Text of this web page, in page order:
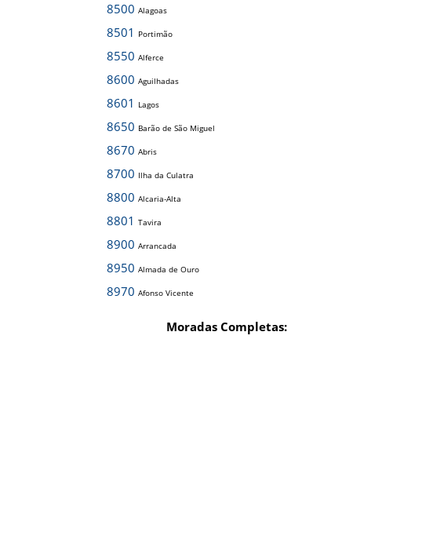
8500 Alagoas
8501 Portimão
8550 Alferce
8600 Aguilhadas
8601 Lagos
8650 Barão de São Miguel
8670 Abris
8700 Ilha da Culatra
8800 Alcaria-Alta
8801 Tavira
8900 Arrancada
8950 Almada de Ouro
8970 Afonso Vicente
Moradas Completas: